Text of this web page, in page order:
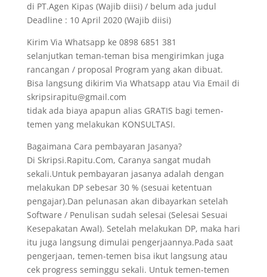
di PT.Agen Kipas (Wajib diisi) / belum ada judul
Deadline : 10 April 2020 (Wajib diisi)
Kirim Via Whatsapp ke 0898 6851 381
selanjutkan teman-teman bisa mengirimkan juga
rancangan / proposal Program yang akan dibuat.
Bisa langsung dikirim Via Whatsapp atau Via Email di
skripsirapitu@gmail.com
tidak ada biaya apapun alias GRATIS bagi temen-
temen yang melakukan KONSULTASI.
Bagaimana Cara pembayaran Jasanya?
Di Skripsi.Rapitu.Com, Caranya sangat mudah
sekali.Untuk pembayaran jasanya adalah dengan
melakukan DP sebesar 30 % (sesuai ketentuan
pengajar).Dan pelunasan akan dibayarkan setelah
Software / Penulisan sudah selesai (Selesai Sesuai
Kesepakatan Awal). Setelah melakukan DP, maka hari
itu juga langsung dimulai pengerjaannya.Pada saat
pengerjaan, temen-temen bisa ikut langsung atau
cek progress seminggu sekali. Untuk temen-temen